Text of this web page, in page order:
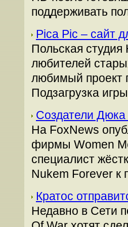
поддерживать
Pica Pic – сайт
Польская
любителей
любимый проект
Подзагрузка
Создатели
На FoxNews
фирмы Women
специалист
Nukem Forever к
Кратос
Недавно в Сети